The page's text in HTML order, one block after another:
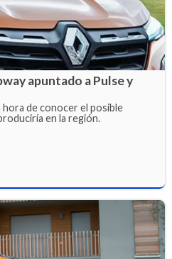
apuntado a Pulse y
de conocer el posible
en la región.